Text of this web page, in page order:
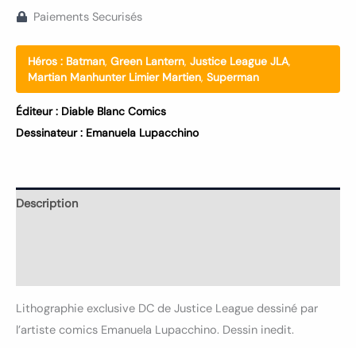
Paiements Securisés
Héros : Batman, Green Lantern, Justice League JLA,
Martian Manhunter Limier Martien, Superman
Éditeur : Diable Blanc Comics
Dessinateur : Emanuela Lupacchino
Description
Lithographie exclusive DC de Justice League dessiné par
l’artiste comics Emanuela Lupacchino. Dessin inedit.